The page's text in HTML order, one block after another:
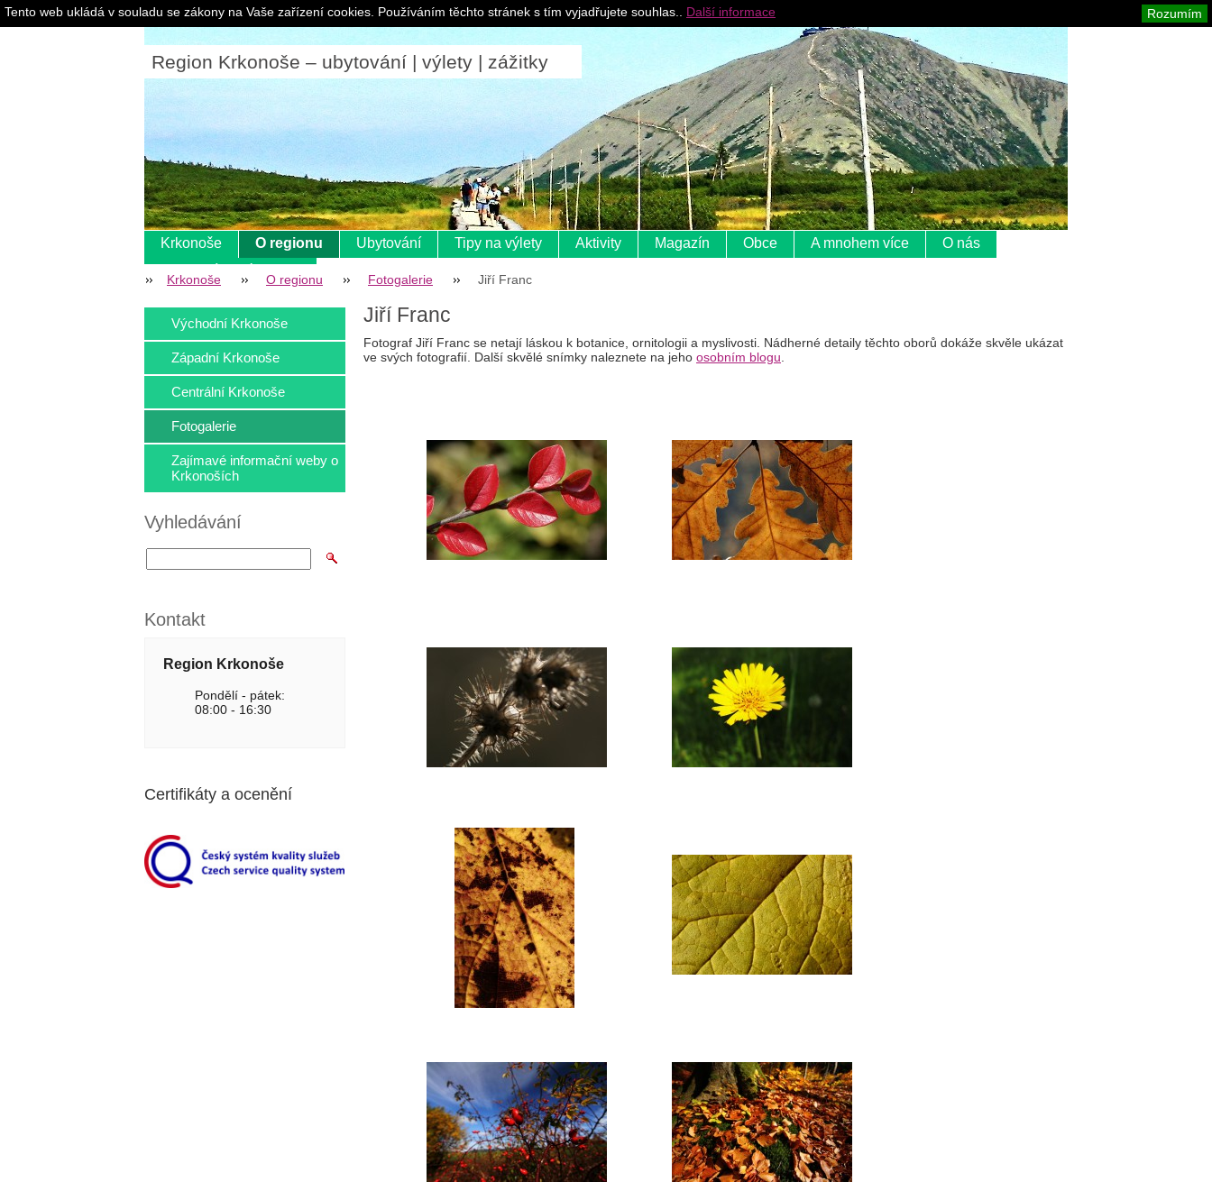
Region Krkonoše – ubytování | výlety | zážitky
Pro ubytovatele
Krkonoše O regionu Ubytování Tipy na výlety Aktivity Magazín Obce A mnohem více
O nás
Krkonoše O regionu Fotogalerie Jiří Franc
Jiří Franc
Fotograf Jiří Franc se netají láskou k botanice, ornitologii a myslivosti. Nádherné detaily těchto oborů dokáže skvěle ukázat
ve svých fotografií. Další skvělé snímky naleznete na jeho osobním blogu
Východní Krkonoše
Západní Krkonoše
Centrální Krkonoše
Fotogalerie
Zajímavé informační weby o
Krkonoších
Vyhledávání
Kontakt
Region Krkonoše
Pondělí - pátek:
08:00 - 16:30
Certifikáty a ocenění
Tento web ukládá v souladu se zákony na Vaše zařízení cookies. Používáním těchto stránek s tím vyjadřujete souhlas.. Rozumím
Další informace